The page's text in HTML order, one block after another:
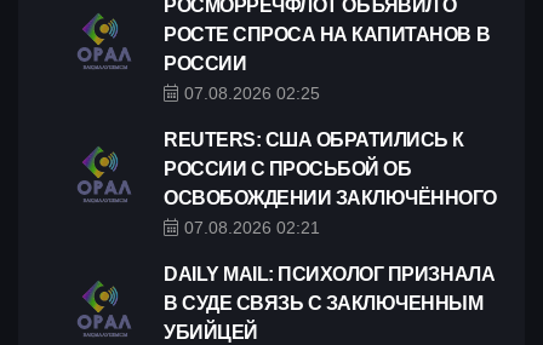
РОСМОРРЕЧФЛОТ ОБЪЯВИЛ О
РОСТЕ СПРОСА НА КАПИТАНОВ В
РОССИИ
07.08.2026 02:25
REUTERS: CША ОБРАТИЛИСЬ К
РОССИИ С ПРОСЬБОЙ ОБ
ОСВОБОЖДЕНИИ ЗАКЛЮЧЁННОГО
07.08.2026 02:21
DAILY MAIL: ПСИХОЛОГ ПРИЗНАЛА
В СУДЕ СВЯЗЬ С ЗАКЛЮЧЕННЫМ
УБИЙЦЕЙ